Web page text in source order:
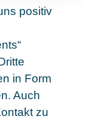
positiv
in Form
Auch
zu